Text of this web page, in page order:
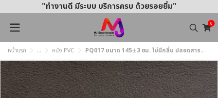
"ทำงานดี มีระบบ บริการครบ ด้วยรอยยิ้ม"
0
หน้าแรก ... หนัง PVC PQ017 ขนาด 145±3 ซม. ไม่มีกลิ่น ปลอดสารพิษ